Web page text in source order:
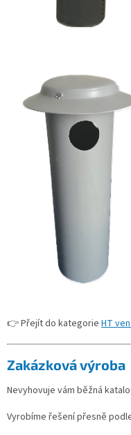
👉 Přejít do kategorie HT
Zakázková výroba
Nevyhovuje vám běžná
Vyrobíme řešení přesně